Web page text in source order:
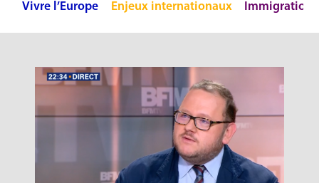
Vivre l’Europe Enjeux internationaux Immigration